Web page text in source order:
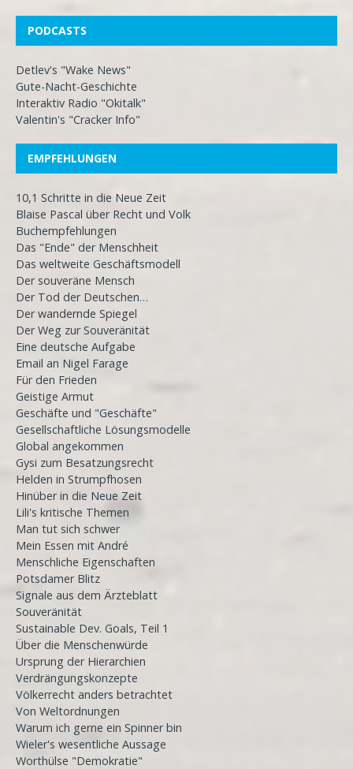
PODCASTS
Detlev's "Wake News"
Gute-Nacht-Geschichte
Interaktiv Radio "Okitalk"
Valentin's "Cracker Info"
EMPFEHLUNGEN
10,1 Schritte in die Neue Zeit
Blaise Pascal über Recht und Volk
Buchempfehlungen
Das "Ende" der Menschheit
Das weltweite Geschäftsmodell
Der souveräne Mensch
Der Tod der Deutschen…
Der wandernde Spiegel
Der Weg zur Souveränität
Eine deutsche Aufgabe
Email an Nigel Farage
Für den Frieden
Geistige Armut
Geschäfte und "Geschäfte"
Gesellschaftliche Lösungsmodelle
Global angekommen
Gysi zum Besatzungsrecht
Helden in Strumpfhosen
Hinüber in die Neue Zeit
Lili's kritische Themen
Man tut sich schwer
Mein Essen mit André
Menschliche Eigenschaften
Potsdamer Blitz
Signale aus dem Ärzteblatt
Souveränität
Sustainable Dev. Goals, Teil 1
Über die Menschenwürde
Ursprung der Hierarchien
Verdrängungskonzepte
Völkerrecht anders betrachtet
Von Weltordnungen
Warum ich gerne ein Spinner bin
Wieler's wesentliche Aussage
Worthülse "Demokratie"